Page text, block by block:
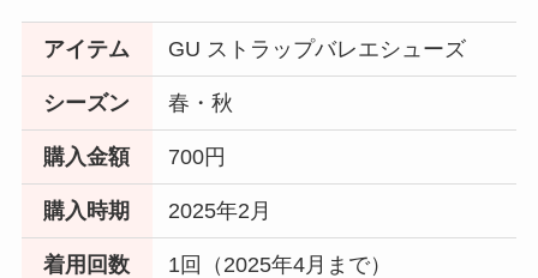
アイテム GU ストラップバレエシューズ
シーズン 春・秋
購入金額 700円
購入時期 2025年2月
着用回数 1回（2025年4月まで）